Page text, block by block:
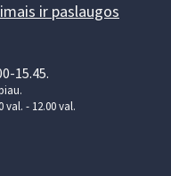
ir paslaugos
15.45.
- 12.00 val.